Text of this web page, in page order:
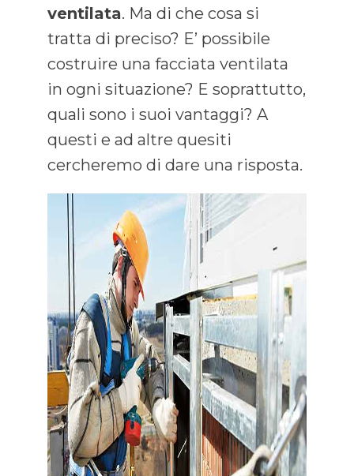
ventilata. Ma di che cosa si
tratta di preciso? E’ possibile
costruire una facciata ventilata
in ogni situazione? E soprattutto,
quali sono i suoi vantaggi? A
questi e ad altre quesiti
cercheremo di dare una risposta.